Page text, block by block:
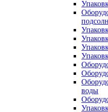
воды